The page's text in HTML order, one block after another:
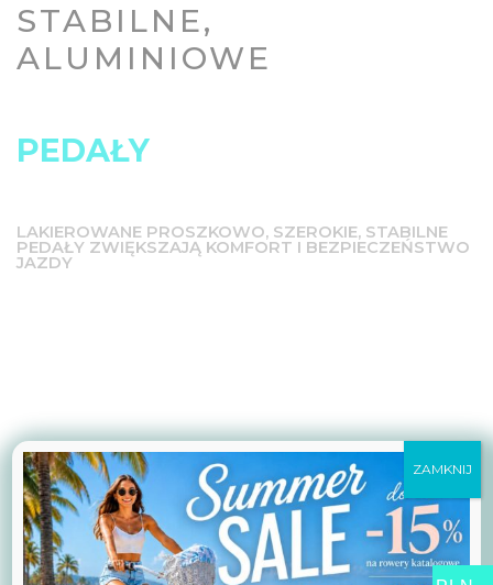
STABILNE,
ALUMINIOWE
PEDAŁY
LAKIEROWANE PROSZKOWO, SZEROKIE, STABILNE
PEDAŁY ZWIĘKSZAJĄ KOMFORT I BEZPIECZEŃSTWO
JAZDY
ZAMKNIJ